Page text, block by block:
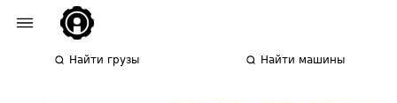
Найти грузы Найти машины